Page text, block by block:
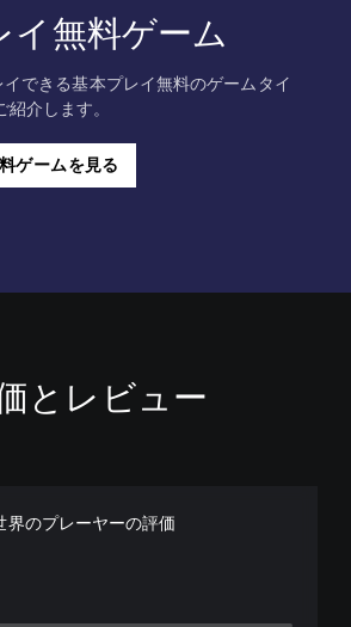
イ無料ゲーム
できる基本プレイ無料のゲームタイ
紹介します。
ゲームを見る
とレビュー
界のプレーヤーの評価